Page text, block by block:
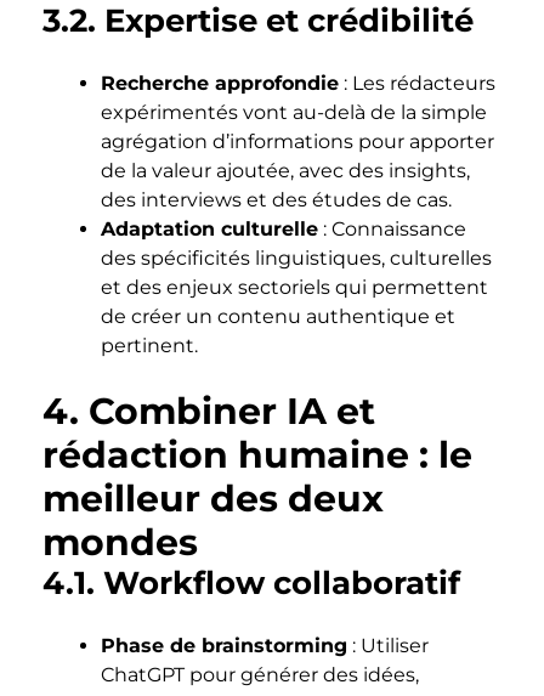
3.2. Expertise et crédibilité
Recherche approfondie : Les rédacteurs
expérimentés vont au-delà de la simple
agrégation d’informations pour apporter
de la valeur ajoutée, avec des insights,
des interviews et des études de cas.
Adaptation culturelle : Connaissance
des spécificités linguistiques, culturelles
et des enjeux sectoriels qui permettent
de créer un contenu authentique et
pertinent.
4. Combiner IA et
rédaction humaine : le
meilleur des deux
mondes
4.1. Workflow collaboratif
Phase de brainstorming : Utiliser
ChatGPT pour générer des idées,